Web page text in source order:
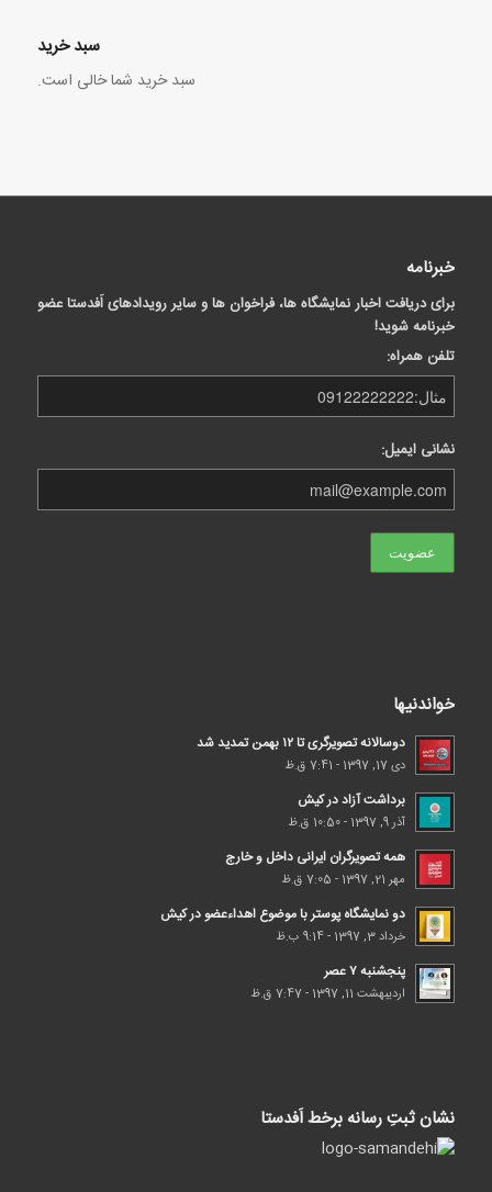
سبد خرید
سبد خرید شما خالی است.
خبرنامه
برای دریافت اخبار نمایشگاه ها، فراخوان ها و سایر رویدادهای اَفدستا عضو
خبرنامه شوید!
تلفن همراه:
نشانی ایمیل:
خواندنیها
دوسالانه تصویرگری تا ۱۲ بهمن تمدید شد
دی 17, 1397 - 7:41 ق.ظ
برداشت آزاد در کیش
آذر 9, 1397 - 10:50 ق.ظ
همه تصویرگران ایرانی داخل و خارج
مهر 21, 1397 - 7:05 ق.ظ
دو نمایشگاه پوستر با موضوع اهداء‌عضو در کیش
خرداد 3, 1397 - 9:14 ب.ظ
پنجشنبه ۷ عصر
اردیبهشت 11, 1397 - 7:47 ق.ظ
نشان ثبتِ رسانه برخط اَفدستا